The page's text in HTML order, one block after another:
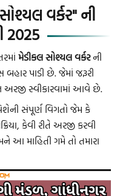
વર્કર" ની
2025
મેડીકલ સોશ્યલ વર્કરની
પાડી છે. જેમાં જરૂરી
અરજી સ્વીકારવામાં આવે છે.
સંપૂર્ણ વિગતો જેમ કે
કેવી રીતે અરજી કરવી
આ માહિતી ગમે તો તમારા